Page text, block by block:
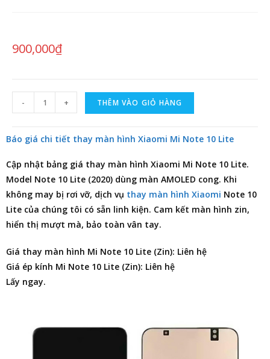
900,000₫
- + THÊM VÀO GIỎ HÀNG
Báo giá chi tiết thay màn hình Xiaomi Mi Note 10 Lite
Cập nhật bảng giá thay màn hình Xiaomi Mi Note 10 Lite.
Model Note 10 Lite (2020) dùng màn AMOLED cong. Khi
không may bị rơi vỡ, dịch vụ thay màn hình Xiaomi Note 10
Lite của chúng tôi có sẵn linh kiện. Cam kết màn hình zin,
hiển thị mượt mà, bảo toàn vân tay.
Giá thay màn hình Mi Note 10 Lite (Zin): Liên hệ
Giá ép kính Mi Note 10 Lite (Zin): Liên hệ
Lấy ngay.